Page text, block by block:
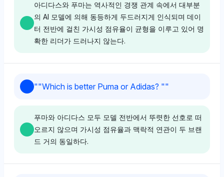
아디다스와 푸마는 역사적인 경쟁 관계 속에서 대부분
의 AI 모델에 의해 동등하게 두드러지게 인식되며 데이
터 전반에 걸친 가시성 점유율이 균형을 이루고 있어 명
확한 리더가 드러나지 않는다.
제미니는 아디다스와 푸마 사이에 편파성을 보이지 않으
역사에 대한 동일한 집중을 반영한다. 톤은 중립적이며
'평화의 날'에 대한 언급은 협력적이거나 사회적 이니셔
티브에 대한 경미한 초점을 시사한다.
""Which is better Puma or Adidas? ""
푸마와 아디다스 모두 모델 전반에서 뚜렷한 선호로 떠
오르지 않으며 가시성 점유율과 맥락적 연관이 두 브랜
드 거의 동일하다.